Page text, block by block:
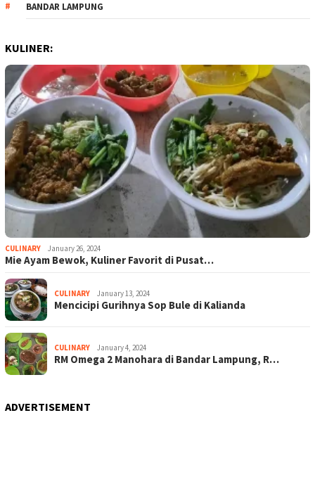
BANDAR LAMPUNG
KULINER:
CULINARY January 26, 2024
Mie Ayam Bewok, Kuliner Favorit di Pusat…
CULINARY January 13, 2024
Mencicipi Gurihnya Sop Bule di Kalianda
CULINARY January 4, 2024
RM Omega 2 Manohara di Bandar Lampung, R…
ADVERTISEMENT